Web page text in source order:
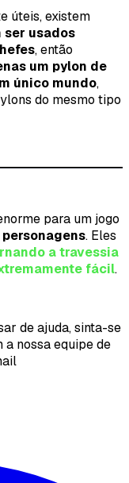
úteis, existem
ser usados
, então
um pylon de
único mundo,
do mesmo tipo
para um jogo
personagens. Eles
a travessia
fácil.
de ajuda, sinta-se
nossa equipe de